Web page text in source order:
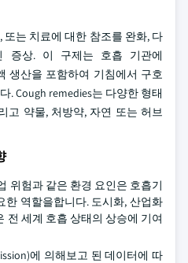
또는 치료에 대한 참조를 완화, 다
증상. 이 구제는 호흡 기관에
생산을 포함하여 기침에서 구호
. Cough remedies는 다양한 형태
고 약물, 처방약, 자연 또는 허브
위험과 같은 환경 요인은 호흡기
한 역할을합니다. 도시화, 산업화
전 세계 호흡 상태의 상승에 기여
에 의해보고 된 데이터에 따